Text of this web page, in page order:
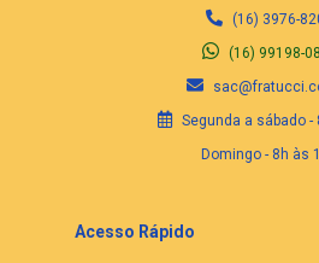
(16) 3976-
(16) 99198-
Segunda a sábado -
Domingo - 8h às
Acesso Rápido